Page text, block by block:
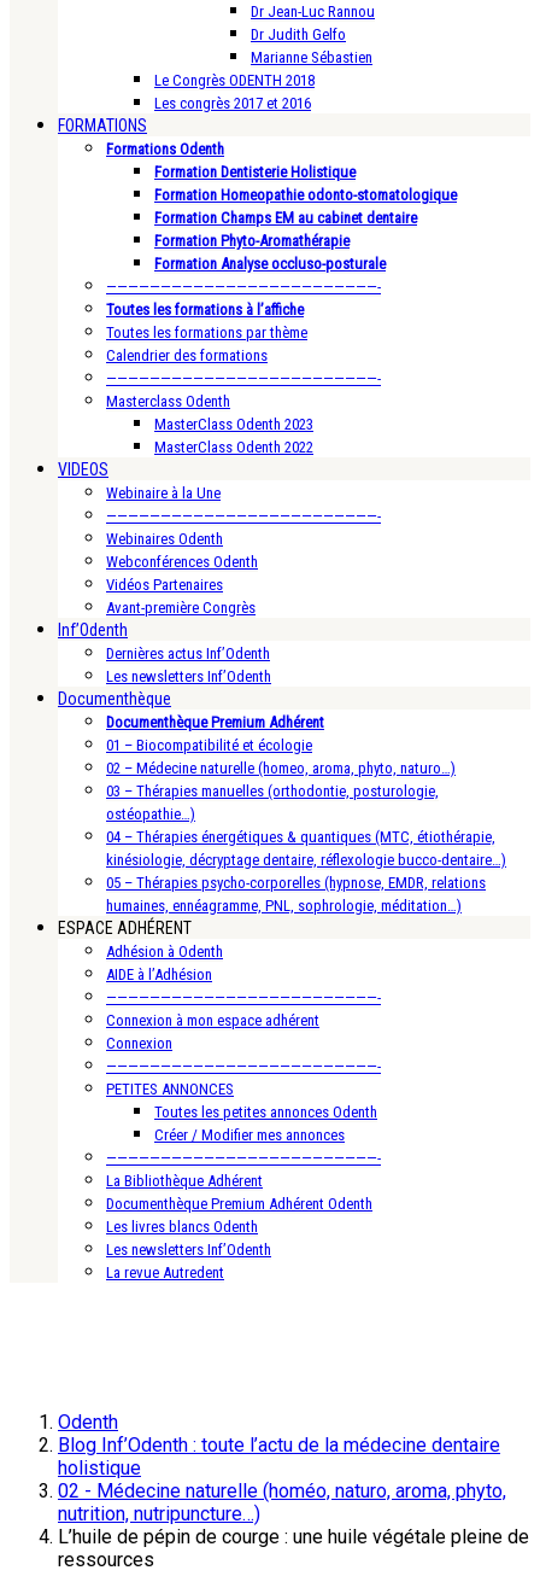
Dr Jean-Luc Rannou
Dr Judith Gelfo
Marianne Sébastien
Le Congrès ODENTH 2018
Les congrès 2017 et 2016
FORMATIONS
Formations Odenth
Formation Dentisterie Holistique
Formation Homeopathie odonto-stomatologique
Formation Champs EM au cabinet dentaire
Formation Phyto-Aromathérapie
Formation Analyse occluso-posturale
—————————————————————————-
Toutes les formations à l’affiche
Toutes les formations par thème
Calendrier des formations
—————————————————————————-
Masterclass Odenth
MasterClass Odenth 2023
MasterClass Odenth 2022
VIDEOS
Webinaire à la Une
—————————————————————————-
Webinaires Odenth
Webconférences Odenth
Vidéos Partenaires
Avant-première Congrès
Inf’Odenth
Dernières actus Inf’Odenth
Les newsletters Inf’Odenth
Documenthèque
Documenthèque Premium Adhérent
01 – Biocompatibilité et écologie
02 – Médecine naturelle (homeo, aroma, phyto, naturo…)
03 – Thérapies manuelles (orthodontie, posturologie,
ostéopathie…)
04 – Thérapies énergétiques & quantiques (MTC, étiothérapie,
kinésiologie, décryptage dentaire, réflexologie bucco-dentaire…)
05 – Thérapies psycho-corporelles (hypnose, EMDR, relations
humaines, ennéagramme, PNL, sophrologie, méditation…)
ESPACE ADHÉRENT
Adhésion à Odenth
AIDE à l’Adhésion
—————————————————————————-
Connexion à mon espace adhérent
Connexion
—————————————————————————-
PETITES ANNONCES
Toutes les petites annonces Odenth
Créer / Modifier mes annonces
—————————————————————————-
La Bibliothèque Adhérent
Documenthèque Premium Adhérent Odenth
Les livres blancs Odenth
Les newsletters Inf’Odenth
La revue Autredent
Odenth
Blog Inf’Odenth : toute l’actu de la médecine dentaire
holistique
02 - Médecine naturelle (homéo, naturo, aroma, phyto,
nutrition, nutripuncture…)
L’huile de pépin de courge : une huile végétale pleine de
ressources